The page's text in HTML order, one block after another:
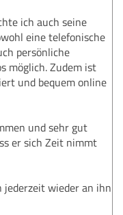
ich auch seine
eine telefonische
persönliche
möglich. Zudem ist
und bequem online
und sehr gut
er sich Zeit nimmt
jederzeit wieder an ihn